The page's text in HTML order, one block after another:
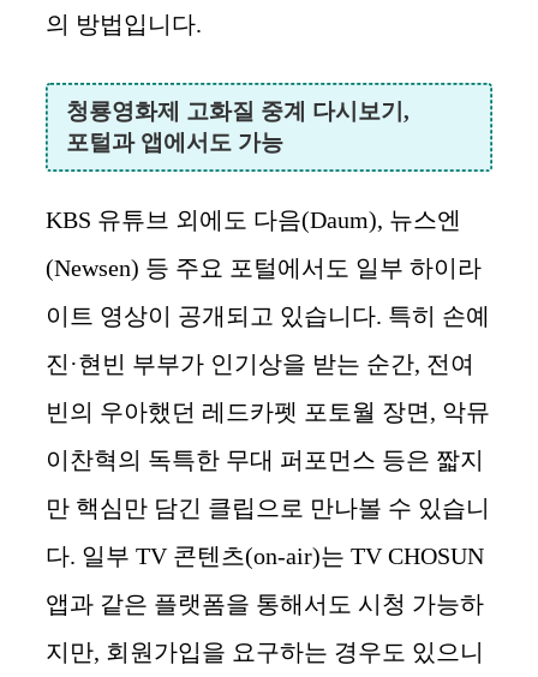
의 방법입니다.
청룡영화제 고화질 중계 다시보기,
포털과 앱에서도 가능
KBS 유튜브 외에도 다음(Daum), 뉴스엔
(Newsen) 등 주요 포털에서도 일부 하이라
이트 영상이 공개되고 있습니다. 특히 손예
진·현빈 부부가 인기상을 받는 순간, 전여
빈의 우아했던 레드카펫 포토월 장면, 악뮤
이찬혁의 독특한 무대 퍼포먼스 등은 짧지
만 핵심만 담긴 클립으로 만나볼 수 있습니
다. 일부 TV 콘텐츠(on-air)는 TV CHOSUN
앱과 같은 플랫폼을 통해서도 시청 가능하
지만, 회원가입을 요구하는 경우도 있으니